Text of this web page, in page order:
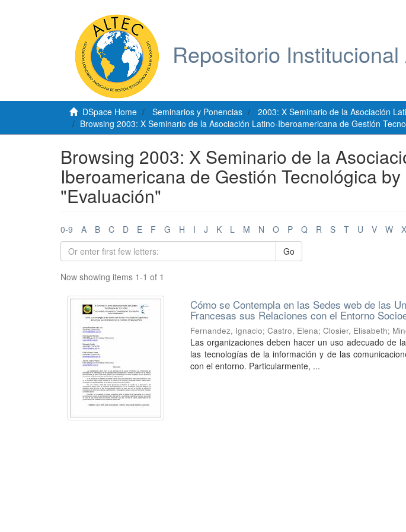
Repositorio Institucional
DSpace Home Seminarios y Ponencias
2003: X Seminario de la Asociación
Browsing 2003: X Seminario de la Asociación Latino-Iberoamericana de Gestión
Browsing 2003: X Seminario de la
Iberoamericana de Gestión Tecnológica
"Evaluación"
0-9 A B C D E F G H I J K L M N O P Q R S T U V W X
Go
Now showing items 1-1 of 1
Cómo se Contempla en las Sedes web de las
Francesas sus Relaciones con el Entorno
Fernandez, Ignacio;Castro, Elena;Closier, Elisabeth;
Las organizaciones deben hacer un uso adecuado de
las tecnologías de la información y de las
con el entorno. Particularmente, ...